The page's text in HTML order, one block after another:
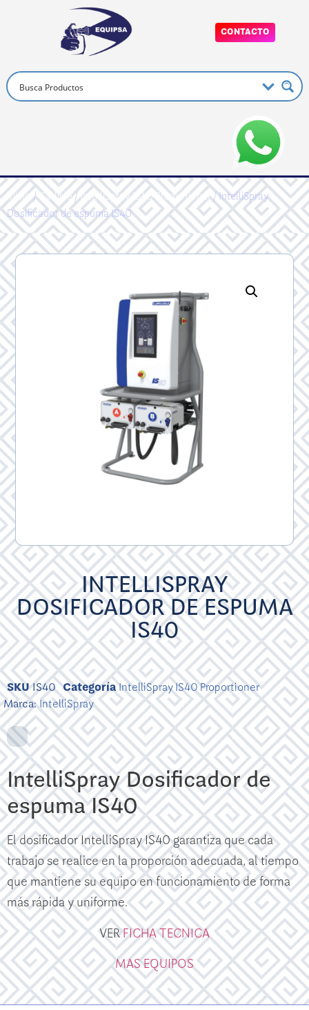
CONTACTO
Inicio/Carlisle/IntelliSpray IS40 Proportioner/ IntelliSpray
Dosificador de espuma IS40
INTELLISPRAY
DOSIFICADOR DE ESPUMA
IS40
SKUIS40 CategoríaIntelliSpray IS40 Proportioner
Marca:IntelliSpray
IntelliSpray Dosificador de
espuma IS40
El dosificador IntelliSpray IS40 garantiza que cada
trabajo se realice en la proporción adecuada, al tiempo
que mantiene su equipo en funcionamiento de forma
más rápida y uniforme.
VERFICHA TECNICA
MAS EQUIPOS